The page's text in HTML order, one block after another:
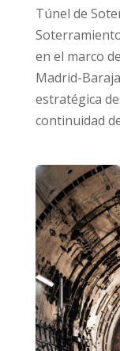
Túnel de
en el marco
Madrid-
estratégica
continuidad